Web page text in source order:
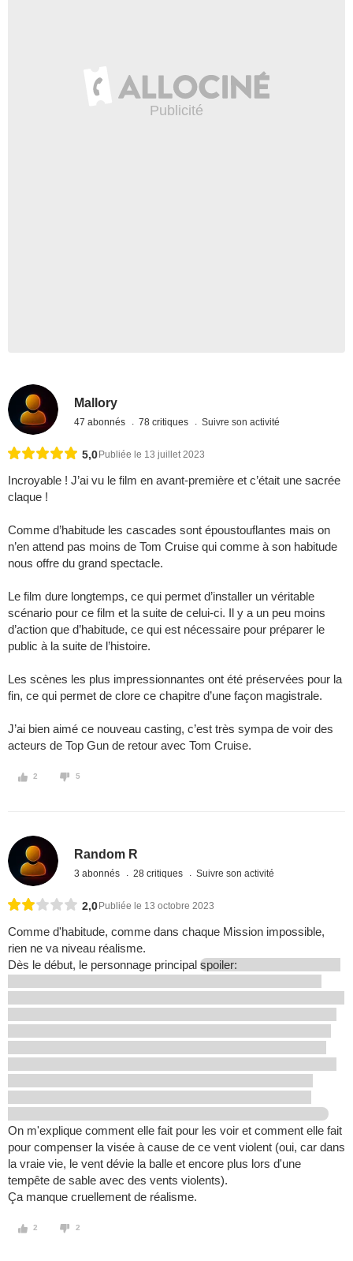
Mallory
47 abonnés 78 critiques Suivre son activité
5,0 Publiée le 13 juillet 2023
Incroyable ! J’ai vu le film en avant-première et c’était une sacrée
claque !
Comme d’habitude les cascades sont époustouflantes mais on
n’en attend pas moins de Tom Cruise qui comme à son habitude
nous offre du grand spectacle.
Le film dure longtemps, ce qui permet d’installer un véritable
scénario pour ce film et la suite de celui-ci. Il y a un peu moins
d’action que d’habitude, ce qui est nécessaire pour préparer le
public à la suite de l’histoire.
Les scènes les plus impressionnantes ont été préservées pour la
fin, ce qui permet de clore ce chapitre d’une façon magistrale.
J’ai bien aimé ce nouveau casting, c’est très sympa de voir des
acteurs de Top Gun de retour avec Tom Cruise.
2 5
Random R
3 abonnés 28 critiques Suivre son activité
2,0 Publiée le 13 octobre 2023
Comme d'habitude, comme dans chaque Mission impossible,
rien ne va niveau réalisme.
Dès le début, le personnage principal spoiler:
On m'explique comment elle fait pour les voir et comment elle fait
pour compenser la visée à cause de ce vent violent (oui, car dans
la vraie vie, le vent dévie la balle et encore plus lors d'une
tempête de sable avec des vents violents).
Ça manque cruellement de réalisme.
2 2